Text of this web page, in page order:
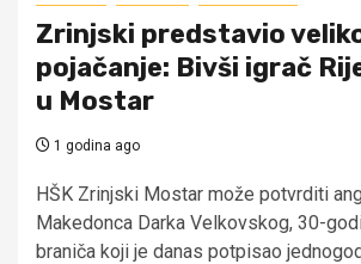
Zrinjski predstavio
pojačanje: Bivši igrač
u Mostar
1 godina ago
HŠK Zrinjski Mostar može potvrditi
Makedonca Darka Velkovskog, 30-
braniča koji je danas potpisao